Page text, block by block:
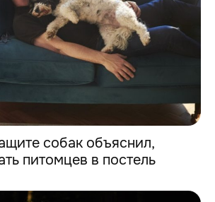
собак объяснил,
питомцев в постель